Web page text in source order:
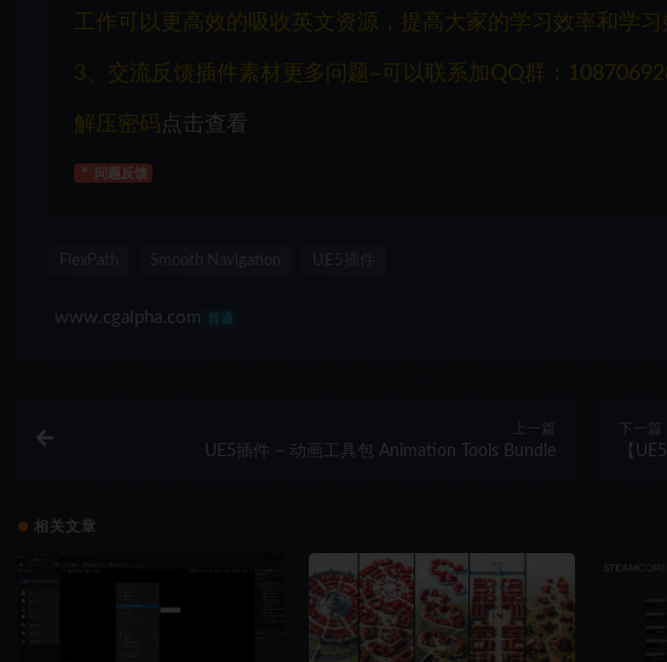
工作可以更高效的吸收英文资源，提高大家的学习效率和学习
3、交流反馈插件素材更多问题~可以联系加QQ群：
解压密码 点击查看
问题反馈
www.cgalpha.com
上一篇
UE5插件 – 动画工具包 Animation Tools Bundle
下一篇
【
相关文章